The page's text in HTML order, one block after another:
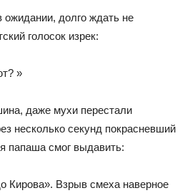
долго ждать не
голосок изрек:
»
даже мухи перестали
несколько секунд покрасневший
папаша смог выдавить:
Кирова». Взрыв смеха наверное